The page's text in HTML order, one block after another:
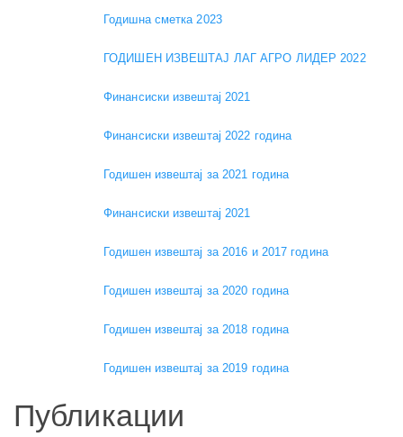
Годишна сметка 2023
ГОДИШЕН ИЗВЕШТАЈ ЛАГ АГРО ЛИДЕР 2022
Финансиски извештај 2021
Финансиски извештај 2022 година
Годишен извештај за 2021 година
Финансиски извештај 2021
Годишен извештај за 2016 и 2017 година
Годишен извештај за 2020 година
Годишен извештај за 2018 година
Годишен извештај за 2019 година
Публикации